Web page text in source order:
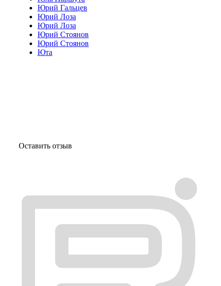
Юрий Гальцев
Юрий Лоза
Юрий Лоза
Юрий Стоянов
Юрий Стоянов
Юта
Оставить отзыв